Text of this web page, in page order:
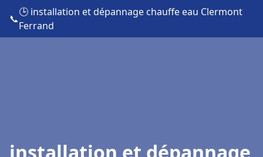
📞
🕒 installation et dépannage chauffe eau Clermont
Ferrand